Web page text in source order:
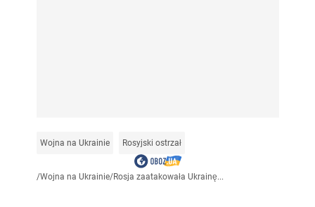
Wojna na Ukrainie Rosyjski ostrzał
/Wojna na Ukrainie/Rosja zaatakowała Ukrainę...